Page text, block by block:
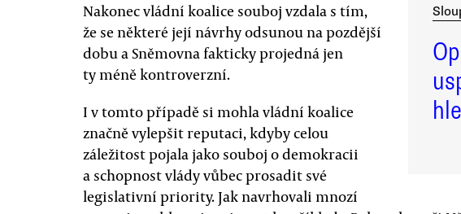
Nakonec vládní koalice souboj vzdala s tím,
že se některé její návrhy odsunou na pozdější
dobu a Sněmovna fakticky projedná jen
ty méně kontroverzní.
I v tomto případě si mohla vládní koalice
značně vylepšit reputaci, kdyby celou
záležitost pojala jako souboj o demokracii
a schopnost vlády vůbec prosadit své
legislativní priority. Jak navrhovali mnozí